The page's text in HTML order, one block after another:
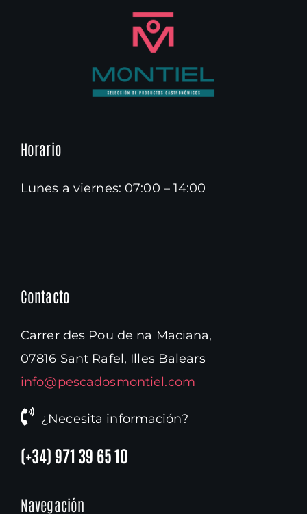
Horario
Lunes a viernes: 07:00 – 14:00
Contacto
Carrer des Pou de na Maciana,
07816 Sant Rafel, Illes Balears
info@pescadosmontiel.com
¿Necesita información?
(+34) 971 39 65 10
Navegación